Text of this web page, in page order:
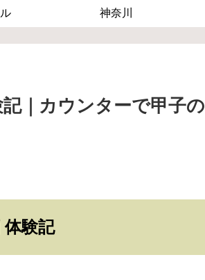
神奈川
｜カウンターで甲子
体験記